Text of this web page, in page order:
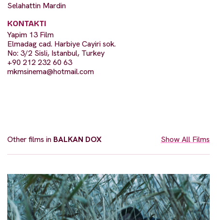
Selahattin Mardin
KONTAKTI
Yapim 13 Film
Elmadag cad. Harbiye Cayiri sok.
No: 3/2 Sisli, Istanbul, Turkey
+90 212 232 60 63
mkmsinema@hotmail.com
Other films in BALKAN DOX Show All Films